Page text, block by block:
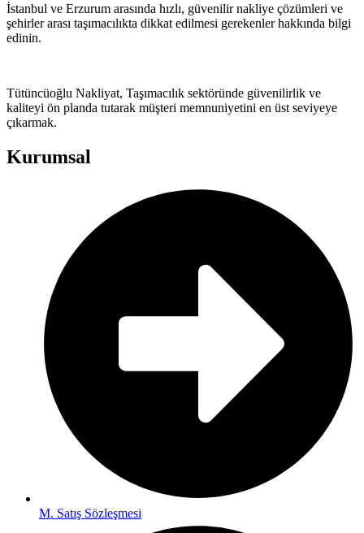
İstanbul ve Erzurum arasında hızlı, güvenilir nakliye çözümleri ve
şehirler arası taşımacılıkta dikkat edilmesi gerekenler hakkında bilgi
edinin.
Tütüncüoğlu Nakliyat, Taşımacılık sektöründe güvenilirlik ve
kaliteyi ön planda tutarak müşteri memnuniyetini en üst seviyeye
çıkarmak.
Kurumsal
M. Satış Sözleşmesi